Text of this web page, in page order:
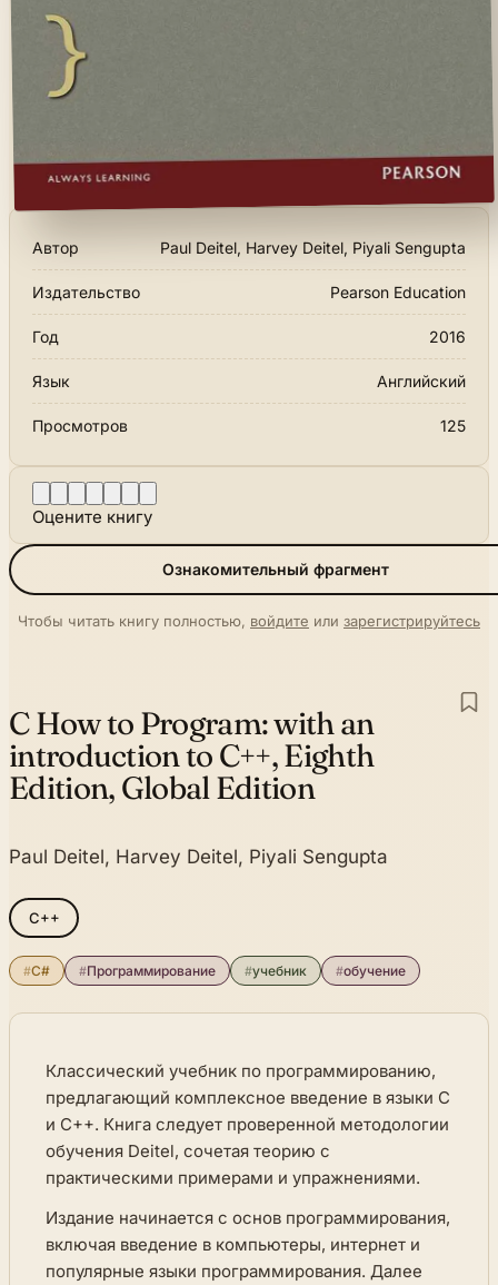
Автор Paul Deitel, Harvey Deitel, Piyali Sengupta
Издательство Pearson Education
Год 2016
Язык Английский
Просмотров 125
Оцените книгу
Ознакомительный фрагмент
Чтобы читать книгу полностью, войдите или зарегистрируйтесь
C How to Program:with an
introduction to C++, Eighth
Edition, Global Edition
Paul Deitel, Harvey Deitel, Piyali Sengupta
C++
#C# #Программирование #учебник #обучение
Классический учебник по программированию,
предлагающий комплексное введение в языки C
и C++. Книга следует проверенной методологии
обучения Deitel, сочетая теорию с
практическими примерами и упражнениями.
Издание начинается с основ программирования,
включая введение в компьютеры, интернет и
популярные языки программирования. Далее